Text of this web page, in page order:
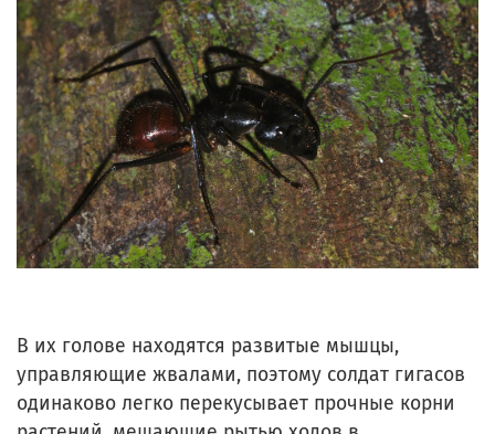
В их голове находятся развитые мышцы,
управляющие жвалами, поэтому солдат гигасов
одинаково легко перекусывает прочные корни